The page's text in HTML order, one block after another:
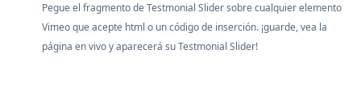
Pegue el fragmento de Testmonial Slider sobre cualquier elemento
Vimeo que acepte html o un código de inserción. ¡guarde, vea la
página en vivo y aparecerá su Testmonial Slider!